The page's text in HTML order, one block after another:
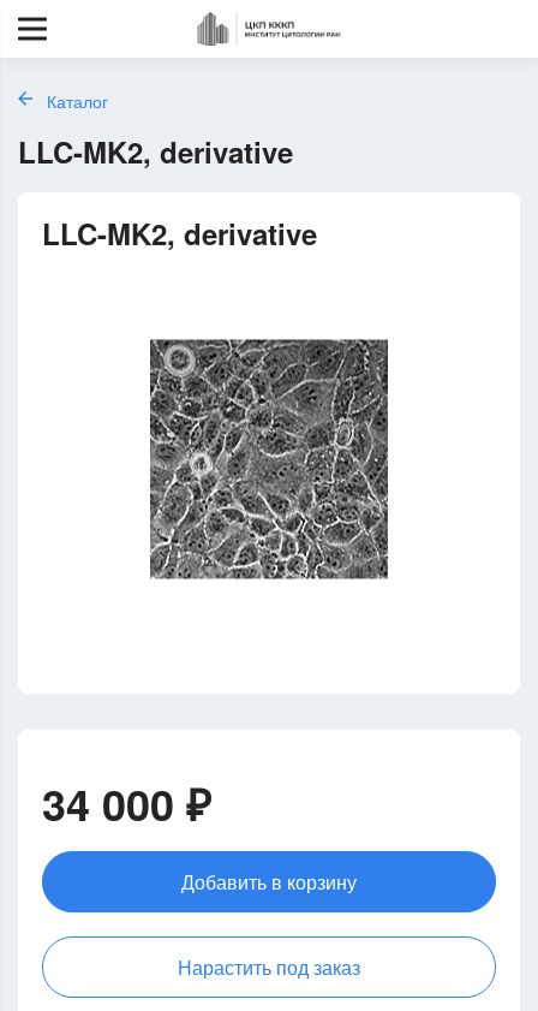
Каталог
LLC-MK2, derivative
LLC-MK2, derivative
34 000 ₽
Добавить в корзину
Нарастить под заказ